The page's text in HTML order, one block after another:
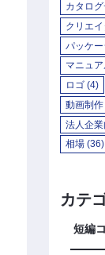
カタロ
クリエ
パッケ
マニュ
ロゴ(4)
動画制作
法人企業
相場(36)
カテ
短編